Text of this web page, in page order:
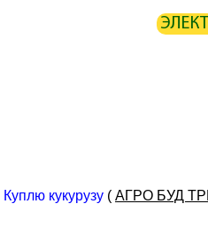
Куплю кукурузу ( АГРО БУД